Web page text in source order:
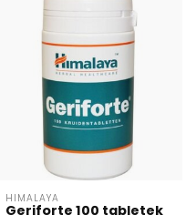
HIMALAYA
Geriforte 100 tabletek